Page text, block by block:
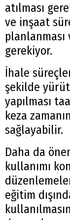
atılması
ve inşaat
planlanması
gerekiyor.
İhale
şekilde
yapılması
keza
sağlayabilir.
Daha da
kullanımı
eğitim